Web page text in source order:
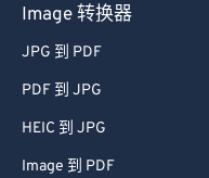
Image 转换器
JPG 到 PDF
PDF 到 JPG
HEIC 到 JPG
Image 到 PDF